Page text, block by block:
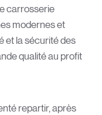
carrosserie
modernes et
et la sécurité des
qualité au profit
repartir, après